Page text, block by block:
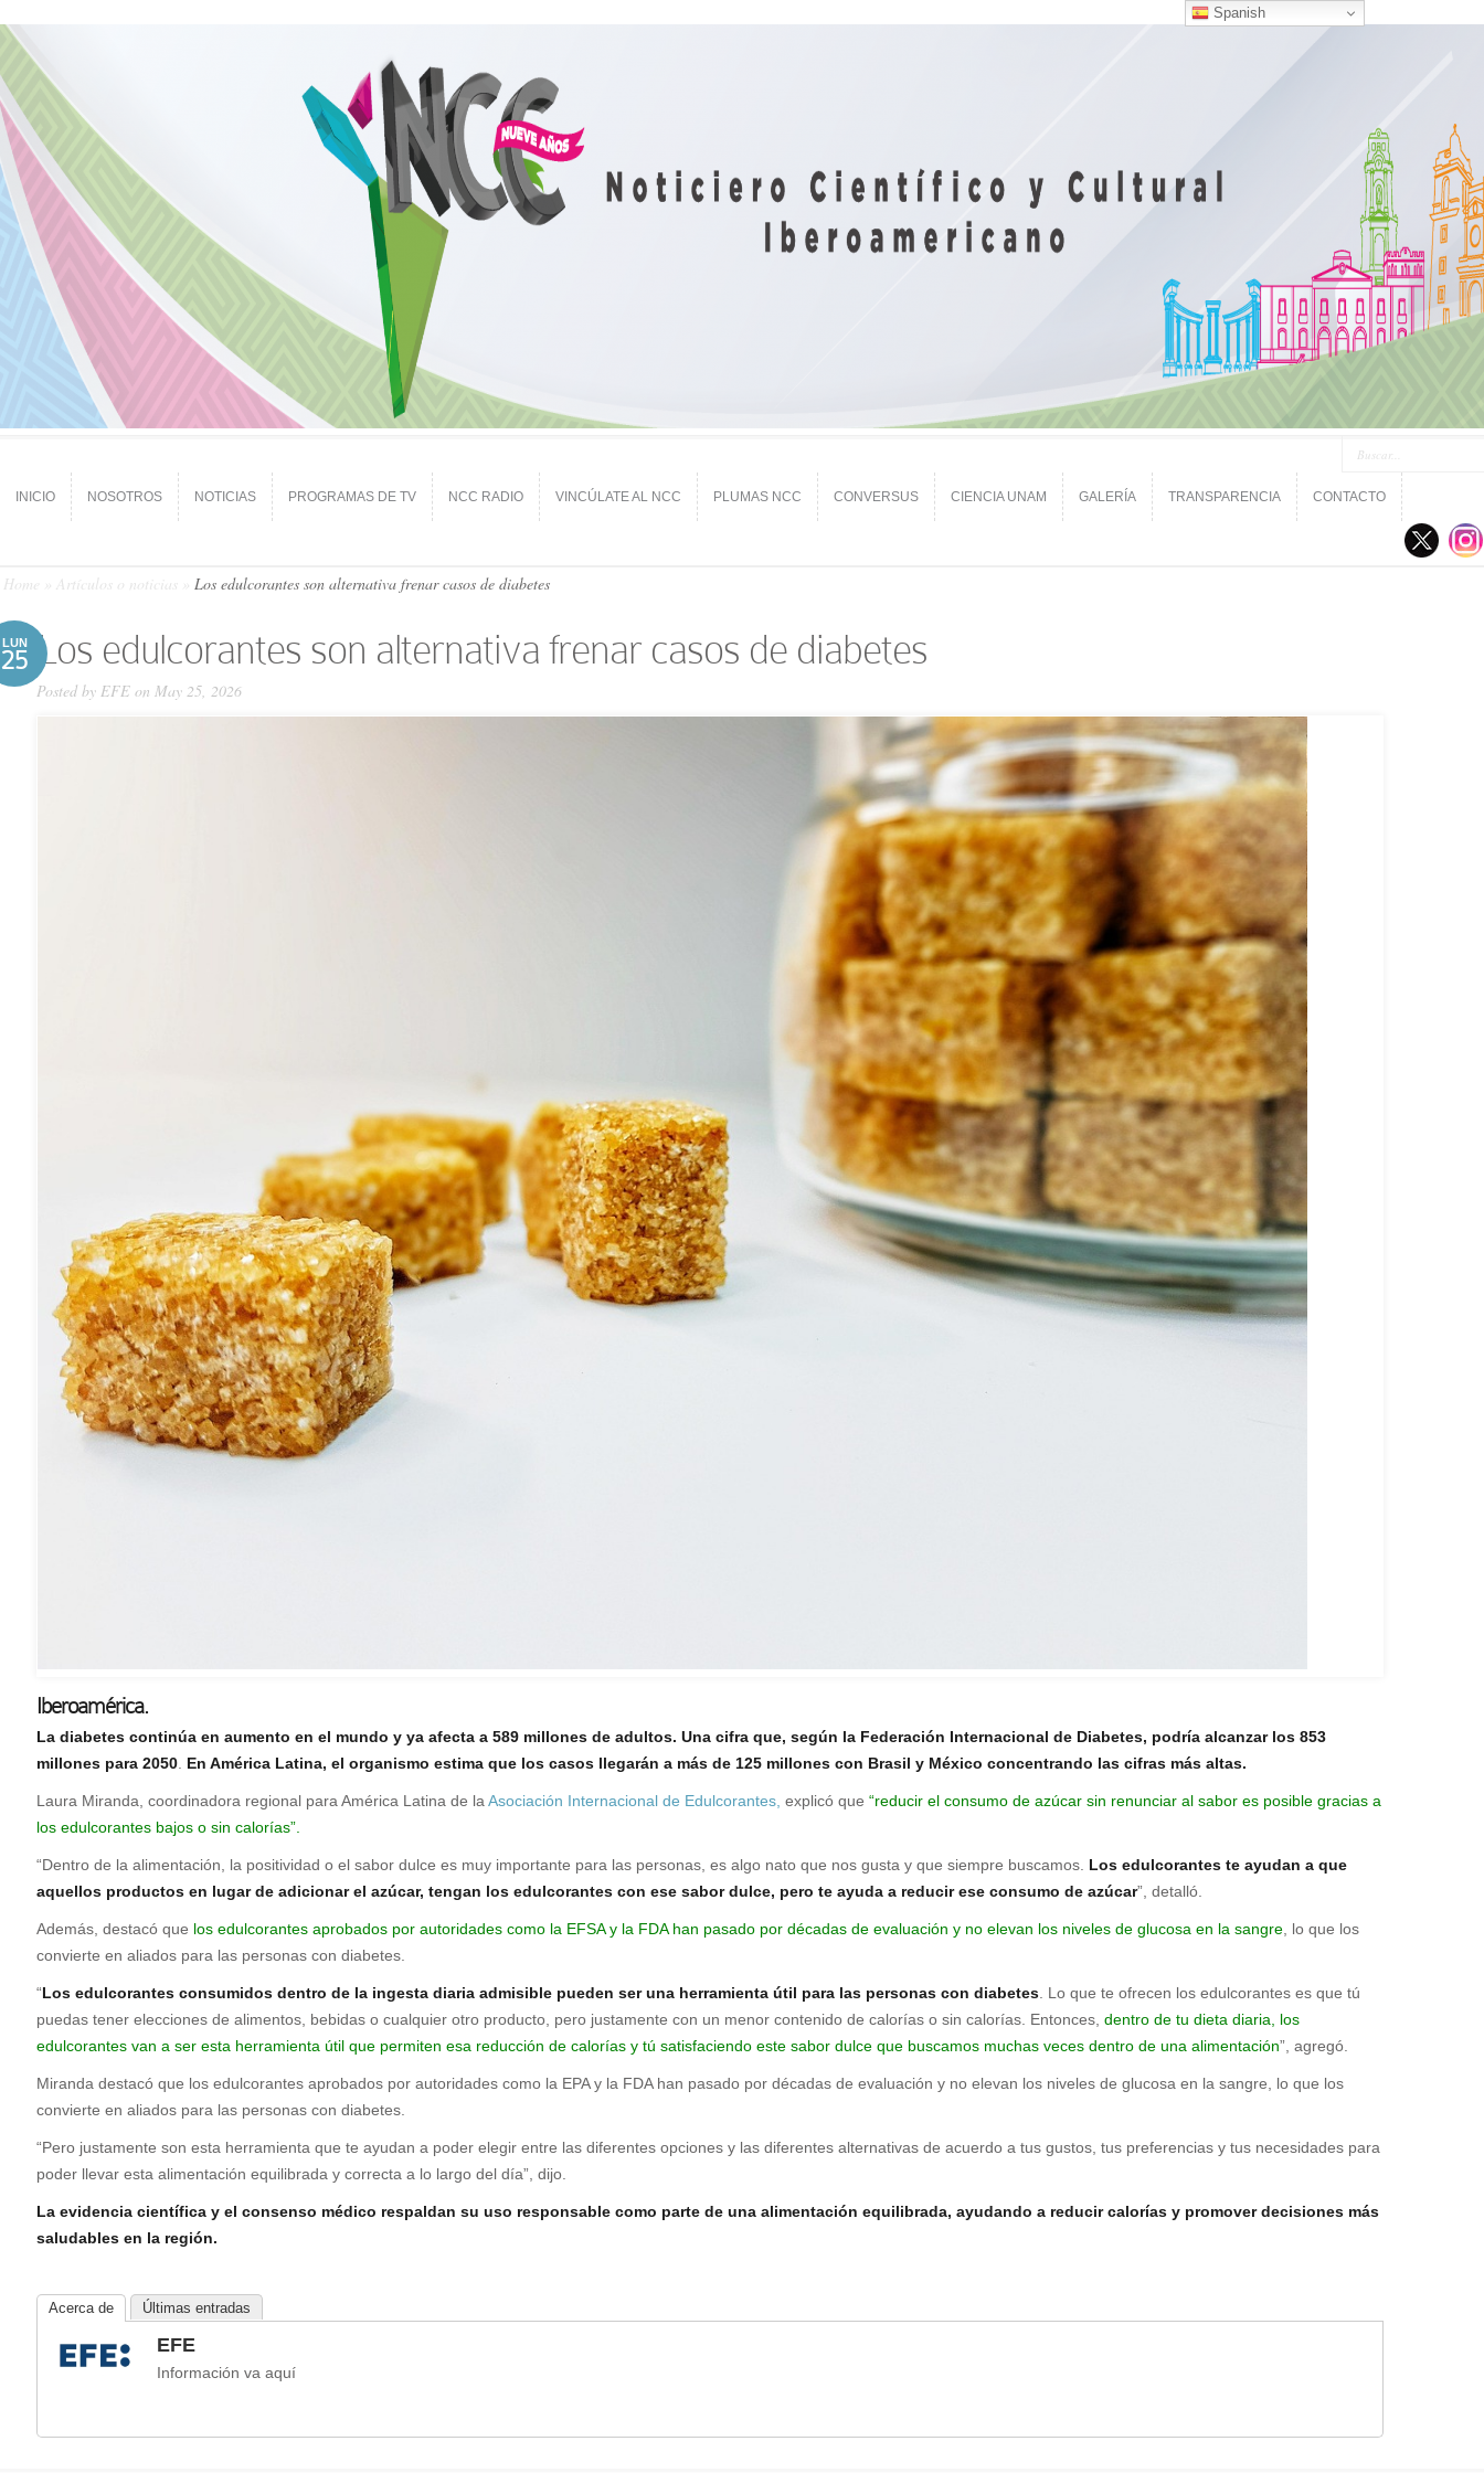
INICIO NOSOTROS NOTICIAS PROGRAMAS DE TV NCC RADIO VINCÚLATE AL NCC PLUMAS NCC CONVERSUS CIENCIA UNAM GALERÍA TRANSPARENCIA CONTACTO
Home Artículos o noticias Los edulcorantes son alternativa frenar casos de diabetes
LUN
25 Los edulcorantes son alternativa frenar casos de diabetes
Posted by EFE on May 25, 2026
Iberoamérica.
La diabetes continúa en aumento en el mundo y ya afecta a 589 millones de adultos. Una cifra que, según la Federación Internacional de Diabetes, podría alcanzar los 853
millones para 2050 En América Latina, el organismo estima que los casos llegarán a más de 125 millones con Brasil y México concentrando las cifras más altas.
Laura Miranda, coordinadora regional para América Latina de la Asociación Internacional de Edulcorantes, explicó que “reducir el consumo de azúcar sin renunciar al sabor es posible gracias a
los edulcorantes bajos o sin calorías”.
“Dentro de la alimentación, la positividad o el sabor dulce es muy importante para las personas, es algo nato que nos gusta y que siempre buscamos. Los edulcorantes te ayudan a que
aquellos productos en lugar de adicionar el azúcar, tengan los edulcorantes con ese sabor dulce, pero te ayuda a reducir ese consumo de azúcar”, detalló.
Además, destacó que los edulcorantes aprobados por autoridades como la EFSA y la FDA han pasado por décadas de evaluación y no elevan los niveles de glucosa en la sangre , lo que los
convierte en aliados para las personas con diabetes.
“Los edulcorantes consumidos dentro de la ingesta diaria admisible pueden ser una herramienta útil para las personas con diabetes . Lo que te ofrecen los edulcorantes es que tú
puedas tener elecciones de alimentos, bebidas o cualquier otro producto, pero justamente con un menor contenido de calorías o sin calorías. Entonces, dentro de tu dieta diaria, los
edulcorantes van a ser esta herramienta útil que permiten esa reducción de calorías y tú satisfaciendo este sabor dulce que buscamos muchas veces dentro de una alimentación”, agregó.
Miranda destacó que los edulcorantes aprobados por autoridades como la EPA y la FDA han pasado por décadas de evaluación y no elevan los niveles de glucosa en la sangre, lo que los
convierte en aliados para las personas con diabetes.
“Pero justamente son esta herramienta que te ayudan a poder elegir entre las diferentes opciones y las diferentes alternativas de acuerdo a tus gustos, tus preferencias y tus necesidades para
poder llevar esta alimentación equilibrada y correcta a lo largo del día”, dijo.
La evidencia científica y el consenso médico respaldan su uso responsable como parte de una alimentación equilibrada, ayudando a reducir calorías y promover decisiones más
saludables en la región.
Acerca de Últimas entradas
EFE
Información va aquí
Spanish